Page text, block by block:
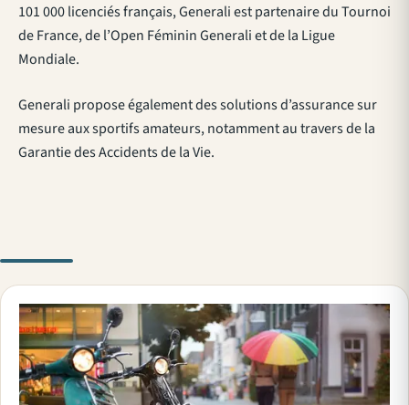
101 000 licenciés français, Generali est partenaire du Tournoi
de France, de l’Open Féminin Generali et de la Ligue
Mondiale.
Generali propose également des solutions d’assurance sur
mesure aux sportifs amateurs, notamment au travers de la
Garantie des Accidents de la Vie.